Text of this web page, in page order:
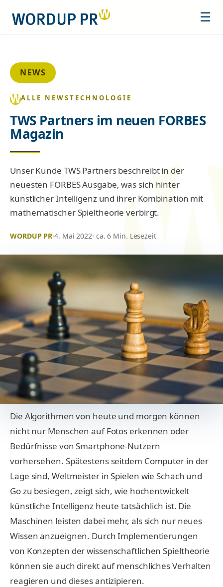
☰
NEWS
ALLE NEWSTECHNOLOGIE
TWS Partners im neuen FORBES
Magazin
Unser Kunde TWS Partners beschreibt in der
neuesten FORBES Ausgabe, was sich hinter
künstlicher Intelligenz und ihrer Kombination mit
mathematischer Spieltheorie verbirgt.
WORDUP PR·4. Mai 2022· ca. 6 Min. Lesezeit
Die Algorithmen von heute und morgen können
nicht nur Menschen auf Fotos erkennen oder
Bedürfnisse von Smartphone-Nutzern
vorhersehen. Spätestens seitdem Computer in der
Lage sind, Weltmeister in Spielen wie Schach und
Go zu besiegen, zeigt sich, wie hochentwickelt
künstliche Intelligenz heute tatsächlich ist. Die
Maschinen leisten dabei mehr, als sich nur neues
Wissen anzueignen. Durch Implementierungen
von Konzepten der wissenschaftlichen Spieltheorie
können sie auch direkt auf menschliches Verhalten
reagieren und dieses antizipieren.